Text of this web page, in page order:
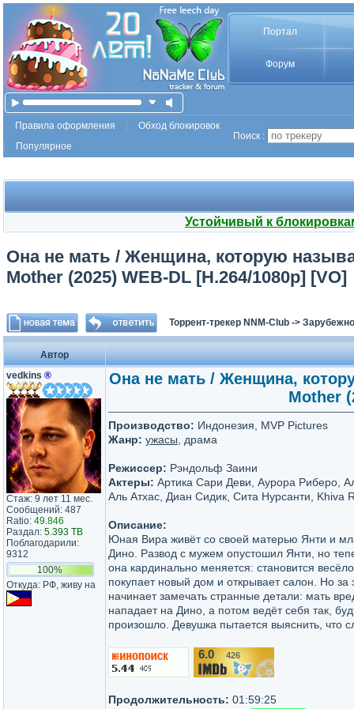
Портал
Форум
Правила оформления
Обход блокировок
Популярное
Поиск :
Устойчивый к
Она не мать / Женщина, которую
Mother (2025) WEB-DL [H.264/1080p] [VO]
Торрент-трекер NNM-Club ->
Автор
vedkins ®
Стаж: 9 лет 11 мес.
Сообщений: 487
Ratio: 49.846
Раздал: 5.393 TB
Поблагодарили:
9312
100%
Откуда: РФ, живу на
Она не мать / Женщина,
Mother
Производство: Индонезия, MVP Pictures
Жанр: ужасы , драма
Режиссер: Рэндольф Заини
Актеры: Артика Сари Деви, Аурора Риберо,
Аль Атхас, Диан Сидик, Сита Нурсанти, Khiva
Описание:
Юная Вира живёт со своей матерью Янти и
Дино. Развод с мужем опустошил Янти, но
она кардинально меняется: становится
покупает новый дом и открывает салон. Но
начинает замечать странные детали: мать
нападает на Дино, а потом ведёт себя так,
произошло. Девушка пытается выяснить, что
6.0 426
Продолжительность: 01:59:25